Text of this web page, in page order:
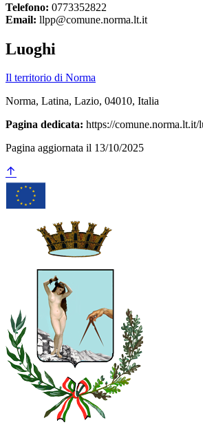
Telefono: 0773352822
Email: llpp@comune.norma.lt.it
Luoghi
Il territorio di Norma
Norma, Latina, Lazio, 04010, Italia
Pagina dedicata: https://comune.norma.lt.it/
Pagina aggiornata il 13/10/2025